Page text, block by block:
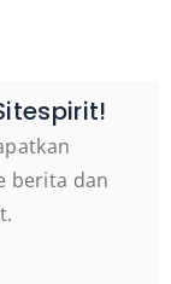
berita dan